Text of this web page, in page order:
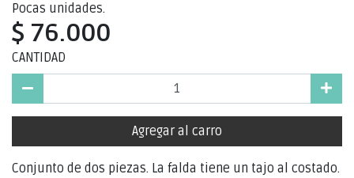
Pocas unidades.
$ 76.000
CANTIDAD
Agregar al carro
Conjunto de dos piezas. La falda tiene un tajo al costado.